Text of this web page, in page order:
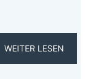
WEITER LESEN